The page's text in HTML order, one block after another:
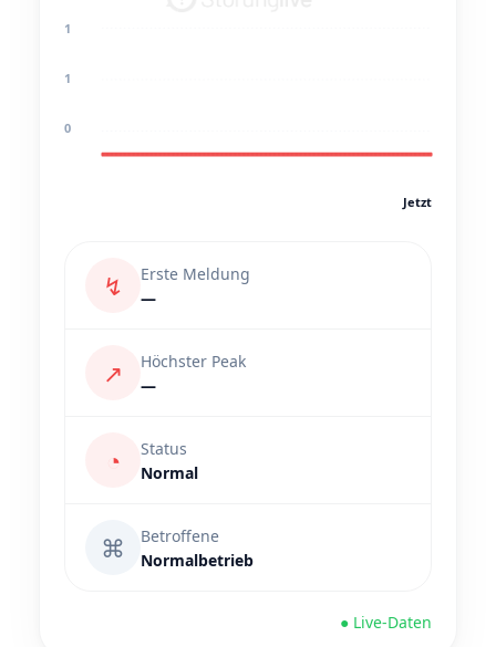
1
1
0
Jetzt
↯
Erste Meldung
—
↗
Höchster Peak
—
◔
Status
Normal
⌘
Betroffene
Normalbetrieb
● Live-Daten